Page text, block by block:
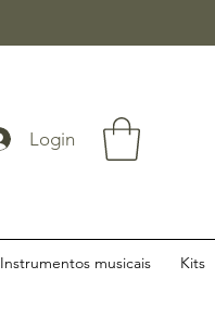
Login
Instrumentos musicais Kits